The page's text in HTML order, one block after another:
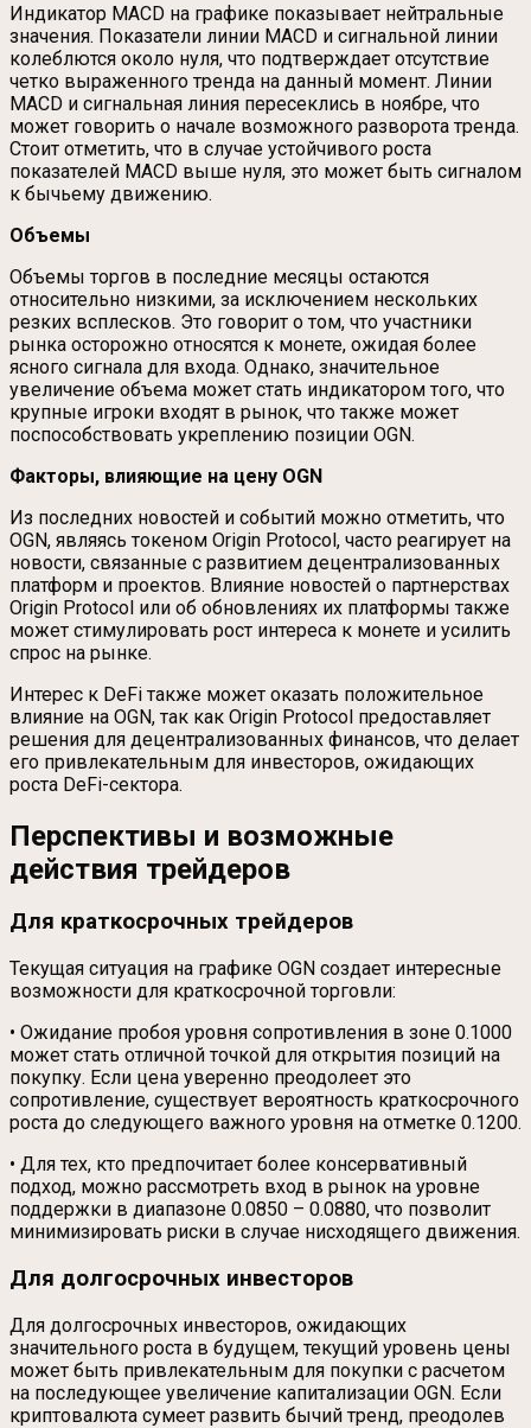
Индикатор MACD на графике показывает нейтральные
значения. Показатели линии MACD и сигнальной линии
колеблются около нуля, что подтверждает отсутствие
четко выраженного тренда на данный момент. Линии
MACD и сигнальная линия пересеклись в ноябре, что
может говорить о начале возможного разворота тренда.
Стоит отметить, что в случае устойчивого роста
показателей MACD выше нуля, это может быть сигналом
к бычьему движению.
Объемы
Объемы торгов в последние месяцы остаются
относительно низкими, за исключением нескольких
резких всплесков. Это говорит о том, что участники
рынка осторожно относятся к монете, ожидая более
ясного сигнала для входа. Однако, значительное
увеличение объема может стать индикатором того, что
крупные игроки входят в рынок, что также может
поспособствовать укреплению позиции OGN.
Факторы, влияющие на цену OGN
Из последних новостей и событий можно отметить, что
OGN, являясь токеном Origin Protocol, часто реагирует на
новости, связанные с развитием децентрализованных
платформ и проектов. Влияние новостей о партнерствах
Origin Protocol или об обновлениях их платформы также
может стимулировать рост интереса к монете и усилить
спрос на рынке.
Интерес к DeFi также может оказать положительное
влияние на OGN, так как Origin Protocol предоставляет
решения для децентрализованных финансов, что делает
его привлекательным для инвесторов, ожидающих
роста DeFi-сектора.
Перспективы и возможные
действия трейдеров
Для краткосрочных трейдеров
Текущая ситуация на графике OGN создает интересные
возможности для краткосрочной торговли:
• Ожидание пробоя уровня сопротивления в зоне 0.1000
может стать отличной точкой для открытия позиций на
покупку. Если цена уверенно преодолеет это
сопротивление, существует вероятность краткосрочного
роста до следующего важного уровня на отметке 0.1200.
• Для тех, кто предпочитает более консервативный
подход, можно рассмотреть вход в рынок на уровне
поддержки в диапазоне 0.0850 – 0.0880, что позволит
минимизировать риски в случае нисходящего движения.
Для долгосрочных инвесторов
Для долгосрочных инвесторов, ожидающих
значительного роста в будущем, текущий уровень цены
может быть привлекательным для покупки с расчетом
на последующее увеличение капитализации OGN. Если
криптовалюта сумеет развить бычий тренд, преодолев